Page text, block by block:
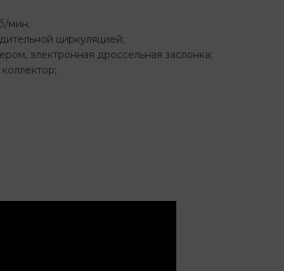
мин;
циркуляцией;
электронная дроссельная заслонка;